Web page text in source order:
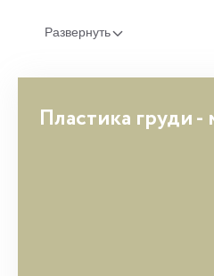
Развернуть
Пластика груди -